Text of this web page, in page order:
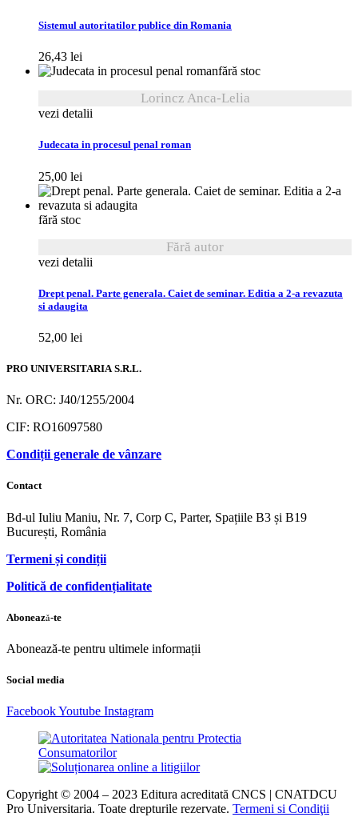
Sistemul autoritatilor publice din Romania
26,43 lei
fără stoc
Lorincz Anca-Lelia
vezi detalii
Judecata in procesul penal roman
25,00 lei
fără stoc
Fără autor
vezi detalii
Drept penal. Parte generala. Caiet de seminar. Editia a 2-a revazuta
si adaugita
52,00 lei
PRO UNIVERSITARIA S.R.L.
Nr. ORC: J40/1255/2004
CIF: RO16097580
Condiții generale de vânzare
Contact
Bd-ul Iuliu Maniu, Nr. 7, Corp C, Parter, Spațiile B3 și B19
București, România
Termeni și condiții
Politică de confidențialitate
Abonează-te
Abonează-te pentru ultimele informații
Social media
FacebookYoutube Instagram
Copyright © 2004 – 2023 Editura acreditată CNCS | CNATDCU
Pro Universitaria. Toate drepturile rezervate. Termeni si Condiţii